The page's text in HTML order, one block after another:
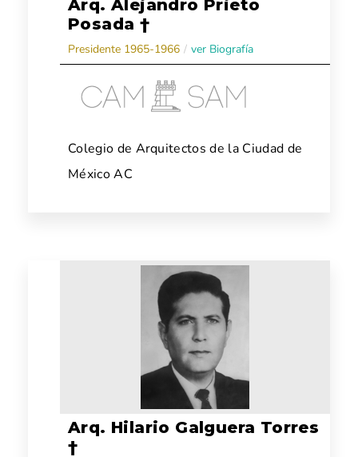
Arq. Alejandro Prieto
Posada †
Presidente 1965-1966 / ver Biografía
Colegio de Arquitectos de la Ciudad de
México AC
Arq. Hilario Galguera Torres
†